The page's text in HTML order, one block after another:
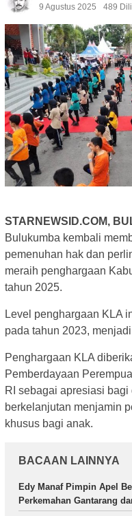
9 Agustus 2025
489
STARNEWSID.COM,
Bulukumba kembali
pemenuhan hak dan
meraih penghargaan
tahun 2025.
Level penghargaan KLA
pada tahun 2023,
Penghargaan KLA
Pemberdayaan
RI sebagai apresiasi
berkelanjutan menjamin
khusus bagi anak.
BACAAN LAINNYA
Edy Manaf Pimpin Apel
Perkemahan Gantarang